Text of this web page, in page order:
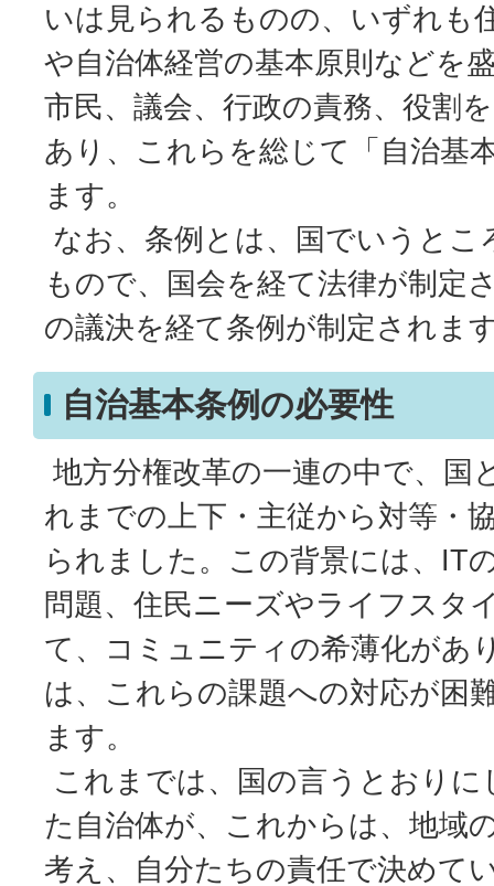
いは見られるものの、いずれも
や自治体経営の基本原則などを
市民、議会、行政の責務、役割
あり、これらを総じて「自治基
ます。
なお、条例とは、国でいうとこ
もので、国会を経て法律が制定
の議決を経て条例が制定されま
自治基本条例の必要性
地方分権改革の一連の中で、国
れまでの上下・主従から対等・
られました。この背景には、IT
問題、住民ニーズやライフスタ
て、コミュニティの希薄化があ
は、これらの課題への対応が困
ます。
これまでは、国の言うとおり
た自治体が、これからは、地域
考え、自分たちの責任で決めて